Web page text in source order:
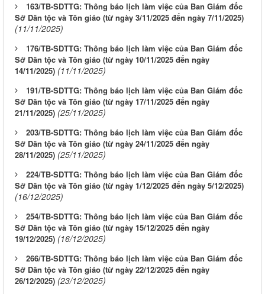
163/TB-SDTTG: Thông báo lịch làm việc của Ban Giám đốc
Sở Dân tộc và Tôn giáo (từ ngày 3/11/2025 đến ngày 7/11/2025)
(11/11/2025)
176/TB-SDTTG: Thông báo lịch làm việc của Ban Giám đốc
Sở Dân tộc và Tôn giáo (từ ngày 10/11/2025 đến ngày
14/11/2025) (11/11/2025)
191/TB-SDTTG: Thông báo lịch làm việc của Ban Giám đốc
Sở Dân tộc và Tôn giáo (từ ngày 17/11/2025 đến ngày
21/11/2025) (25/11/2025)
203/TB-SDTTG: Thông báo lịch làm việc của Ban Giám đốc
Sở Dân tộc và Tôn giáo (từ ngày 24/11/2025 đến ngày
28/11/2025) (25/11/2025)
224/TB-SDTTG: Thông báo lịch làm việc của Ban Giám đốc
Sở Dân tộc và Tôn giáo (từ ngày 1/12/2025 đến ngày 5/12/2025)
(16/12/2025)
254/TB-SDTTG: Thông báo lịch làm việc của Ban Giám đốc
Sở Dân tộc và Tôn giáo (từ ngày 15/12/2025 đến ngày
19/12/2025) (16/12/2025)
266/TB-SDTTG: Thông báo lịch làm việc của Ban Giám đốc
Sở Dân tộc và Tôn giáo (từ ngày 22/12/2025 đến ngày
26/12/2025) (23/12/2025)